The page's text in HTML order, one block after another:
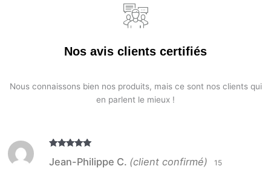
Nos avis clients certifiés
Nous connaissons bien nos produits, mais ce sont nos clients qui
en parlent le mieux !
5
Jean-Philippe C. (client confirmé)
15